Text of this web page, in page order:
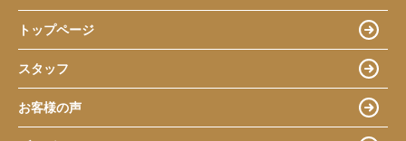
トップページ
スタッフ
お客様の声